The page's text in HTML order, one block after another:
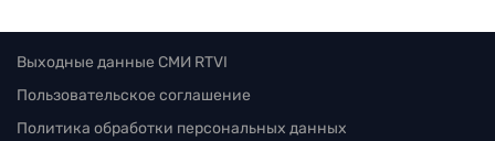
Выходные данные СМИ RTVI
Пользовательское соглашение
Политика обработки персональных данных